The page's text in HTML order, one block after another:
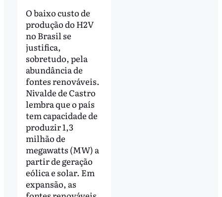
O baixo custo de
produção do H2V
no Brasil se
justifica,
sobretudo, pela
abundância de
fontes renováveis.
Nivalde de Castro
lembra que o país
tem capacidade de
produzir 1,3
milhão de
megawatts (MW) a
partir de geração
eólica e solar. Em
expansão, as